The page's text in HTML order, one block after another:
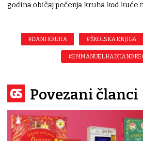
godina običaj pečenja kruha kod kuće
#DANI KRUHA #ŠKOLSKA KNJIGA
#EMMANUEL
Povezani članci